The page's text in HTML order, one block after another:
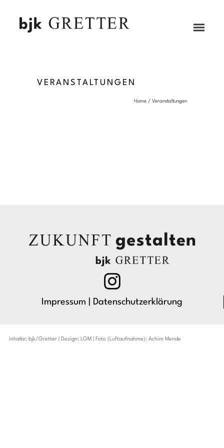
ZUM HAUPTINHALT SPRINGEN
Menü
VERANSTALTUNGEN
Home / Veranstaltungen
Impressum Datenschutzerklärung
Inhalte: bjk/Gretter | Design: LGM | Foto (Luftaufnahme): Achim Mende